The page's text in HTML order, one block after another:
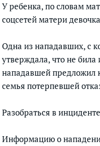
У ребенка, по словам
соцсетей матери
Одна из нападавших, с
утверждала, что не била
нападавшей предложил
семья потерпевшей
Разобраться в
Информацию о